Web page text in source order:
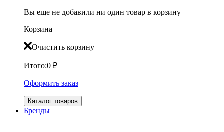
Вы еще не добавили ни один товар в корзину
Корзина
Очистить корзину
Итого:0 ₽
Оформить заказ
Каталог товаров
Бренды